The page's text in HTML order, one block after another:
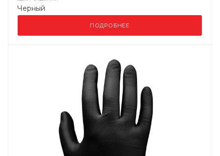
Черный
ПОДРОБНЕЕ